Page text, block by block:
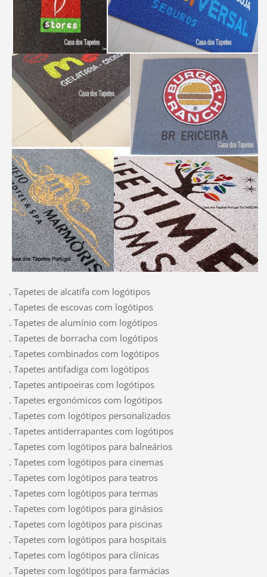
. Tapetes de alcatifa com logótipos
. Tapetes de escovas com logótipos
. Tapetes de alumínio com logótipos
. Tapetes de borracha com logótipos
. Tapetes combinados com logótipos
. Tapetes antifadiga com logótipos
. Tapetes antipoeiras com logótipos
. Tapetes ergonómicos com logótipos
. Tapetes com logótipos personalizados
. Tapetes antiderrapantes com logótipos
. Tapetes com logótipos para balneários
. Tapetes com logótipos para cinemas
. Tapetes com logótipos para teatros
. Tapetes com logótipos para termas
. Tapetes com logótipos para ginásios
. Tapetes com logótipos para piscinas
. Tapetes com logótipos para hospitais
. Tapetes com logótipos para clínicas
. Tapetes com logótipos para farmácias